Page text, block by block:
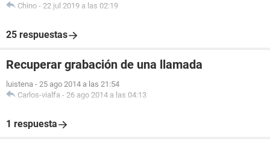
Chino - 22 jul 2019 a las 02:19
25 respuestas
Recuperar grabación de una llamada
luistena - 25 ago 2014 a las 21:54
Carlos-vialfa - 26 ago 2014 a las 04:13
1 respuesta